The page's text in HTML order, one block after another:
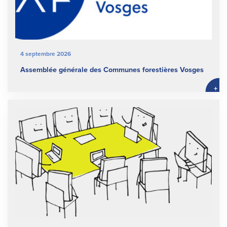
4 septembre 2026
Assemblée générale des Communes forestières Vosges
+